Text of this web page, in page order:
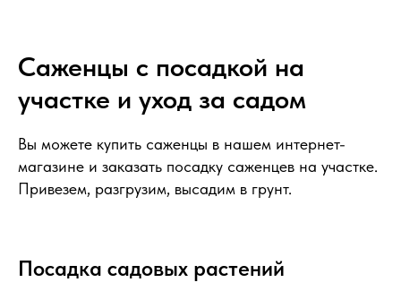
Саженцы с посадкой на
участке и уход за садом
Вы можете купить саженцы в нашем интернет-
магазине и заказать посадку саженцев на участке.
Привезем, разгрузим, высадим в грунт.
Посадка садовых растений